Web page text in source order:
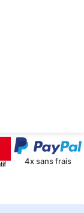
4x sans frais